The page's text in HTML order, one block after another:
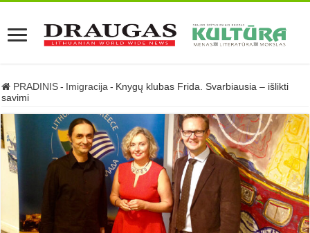
PRADINIS - Imigracija - Knygų klubas Frida. Svarbiausia – išlikti
savimi